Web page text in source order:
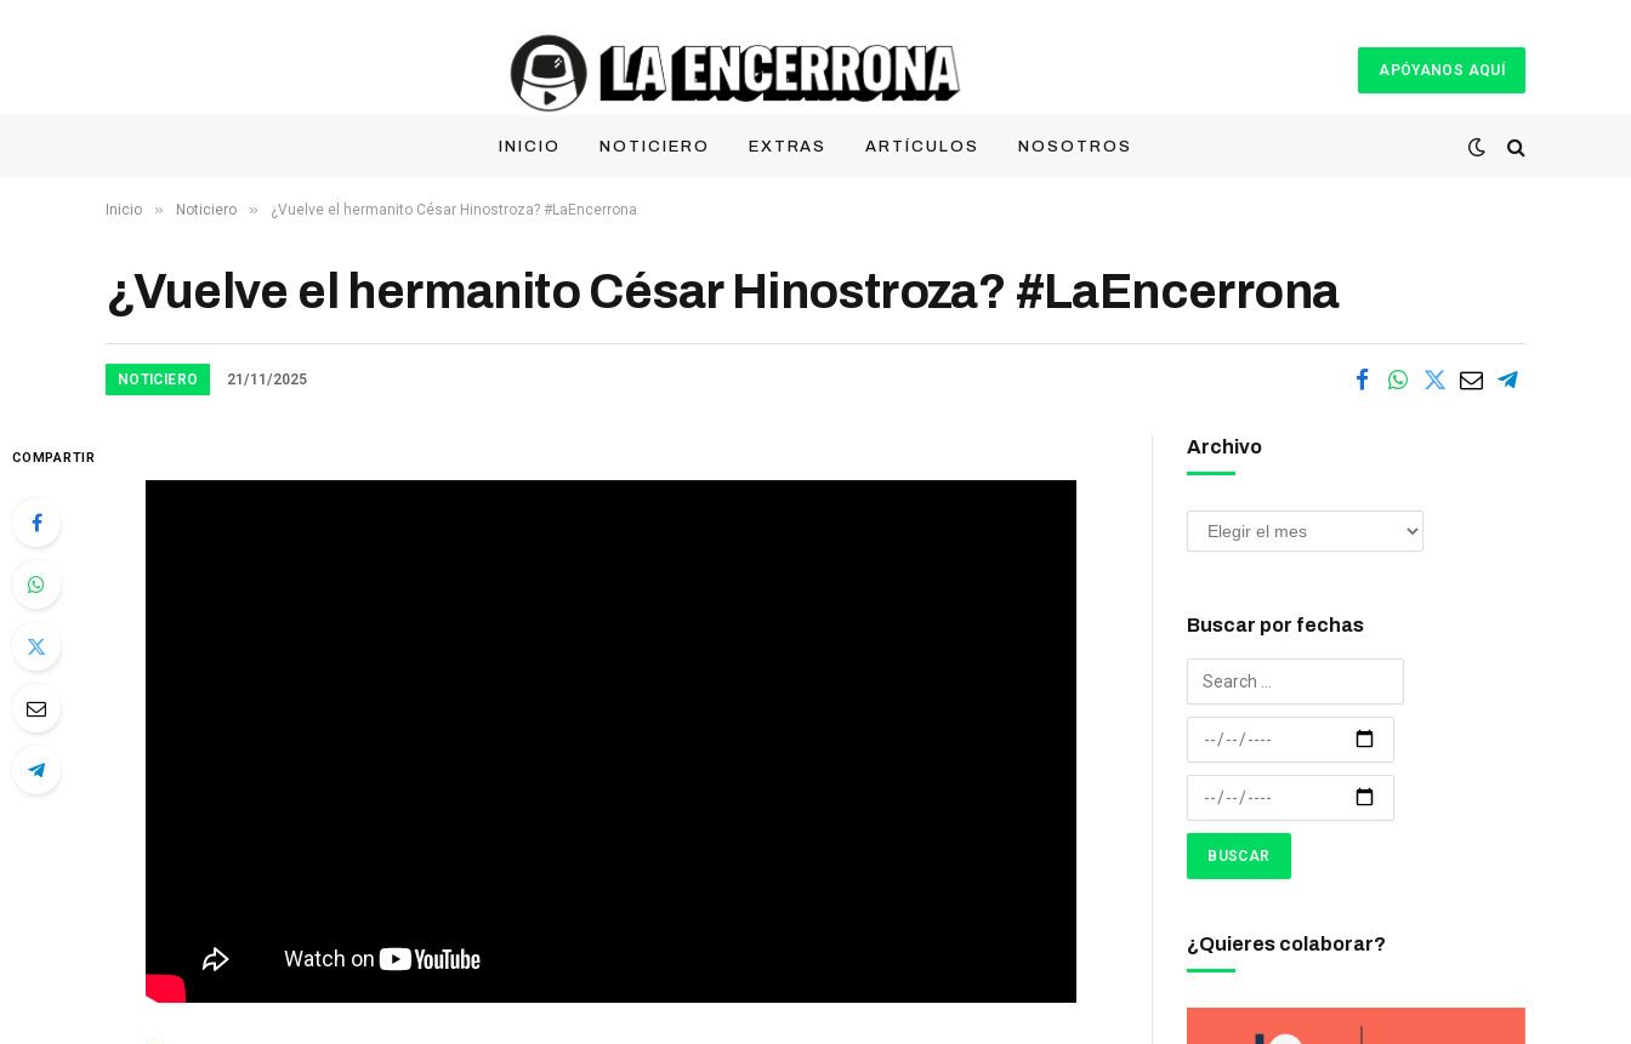
APÓYANOS AQUÍ
INICIO NOTICIERO EXTRAS ARTÍCULOS NOSOTROS
Inicio » Noticiero » ¿Vuelve el hermanito César Hinostroza? #LaEncerrona
¿Vuelve el hermanito César Hinostroza? #LaEncerrona
NOTICIERO 21/11/2025
COMPARTIR
Archivo
Buscar por fechas
¿Quieres colaborar?